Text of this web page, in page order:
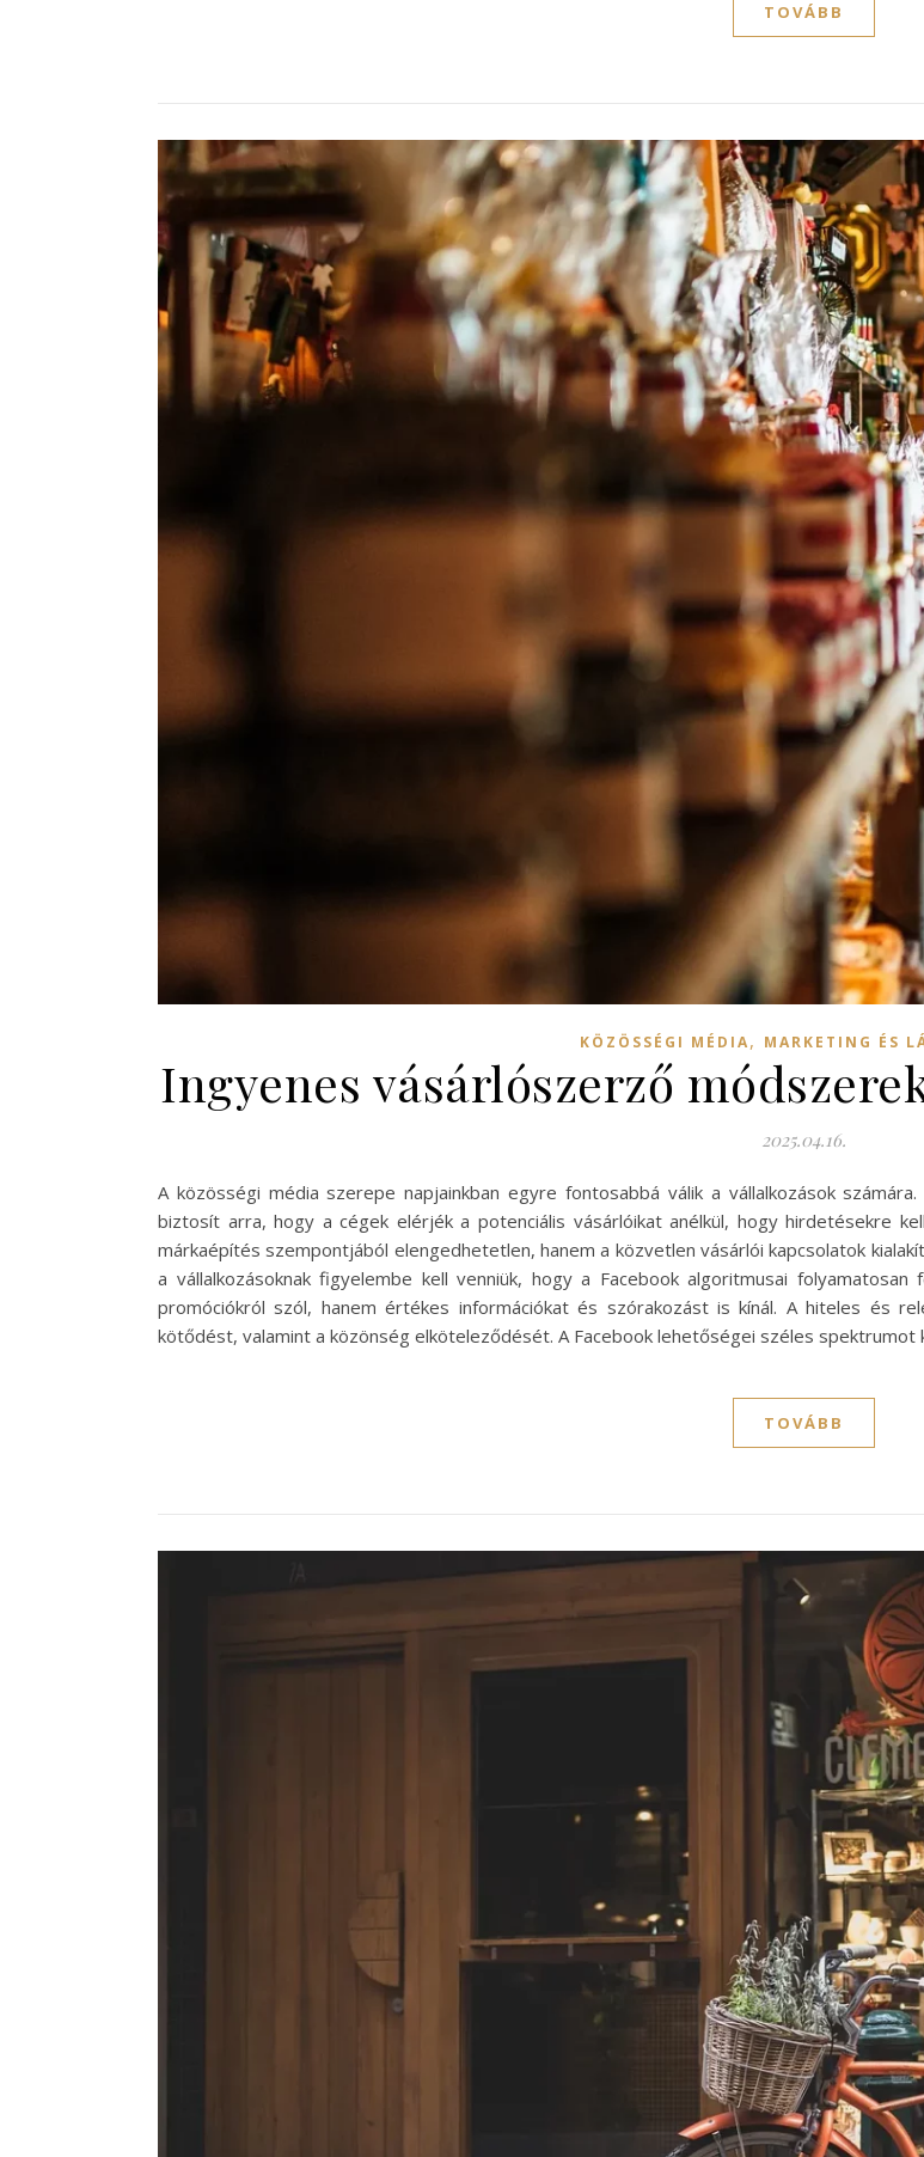
TOVÁBB
KÖZÖSSÉGI MÉDIA, MARKETING ÉS
Ingyenes vásárlószerző
2025.04.16.
A közösségi média szerepe napjainkban egyre fontosabbá válik a vállalkozások
biztosít arra, hogy a cégek elérjék a potenciális vásárlóikat anélkül, hogy hirdetésekre
márkaépítés szempontjából elengedhetetlen, hanem a közvetlen vásárlói kapcsolatok
a vállalkozásoknak figyelembe kell venniük, hogy a Facebook algoritmusai
promóciókról szól, hanem értékes információkat és szórakozást is kínál. A hiteles és
kötődést, valamint a közönség elköteleződését. A Facebook lehetőségei széles spektrumot
TOVÁBB